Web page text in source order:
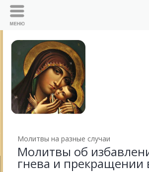
Молитвы на разные случаи
Молитвы об
гнева и